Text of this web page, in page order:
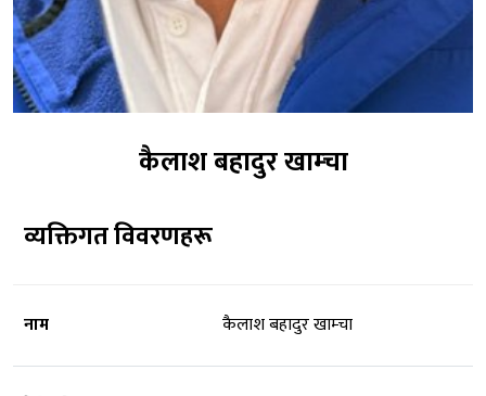
कैलाश बहादुर खाम्चा
व्यक्तिगत विवरणहरू
नाम कैलाश बहादुर खाम्चा